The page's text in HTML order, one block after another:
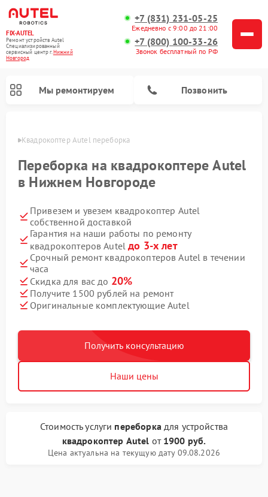
FIX-AUTEL
Ремонт устройств Autel
Специализированный
cервисный центр г.Нижний
Новгород
+7 (831) 231-05-25
Ежедневно с 9:00 до 21:00
+7 (800) 100-33-26
Звонок бесплатный по РФ
Мы ремонтируем Позвонить
Квадрокоптер Autel переборка
Переборка на квадрокоптере Autel
в Нижнем Новгороде
Привезем и увезем квадрокоптер Autel
собственной доставкой
Гарантия на наши работы по ремонту
квадрокоптеров Autelдо 3-х лет
Срочный ремонт квадрокоптеров Autel в течении
часа
Скидка для вас до 20%
Получите 1500 рублей на ремонт
Оригинальные комплектующие Autel
Получить консультацию
Наши цены
Стоимость услуги переборкадля устройства
квадрокоптер Autel от 1900 руб.
Цена актуальна на текущую дату 09.08.2026